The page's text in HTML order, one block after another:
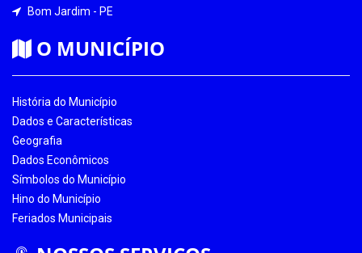
Bom Jardim - PE
O MUNICÍPIO
História do Município
Dados e Características
Geografia
Dados Econômicos
Símbolos do Município
Hino do Município
Feriados Municipais